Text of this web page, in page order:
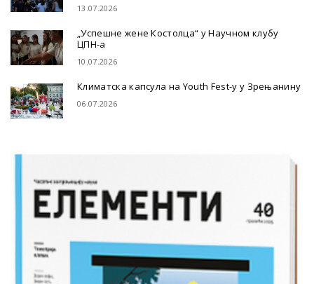
13.07.2026
„Успешне жене Костолца“ у Научном клубу
ЦПН-а
10.07.2026
Климатска капсула на Youth Fest-у у Зрењанину
06.07.2026